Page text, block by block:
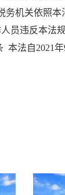
务机关依照
员违反本法
自2021年9